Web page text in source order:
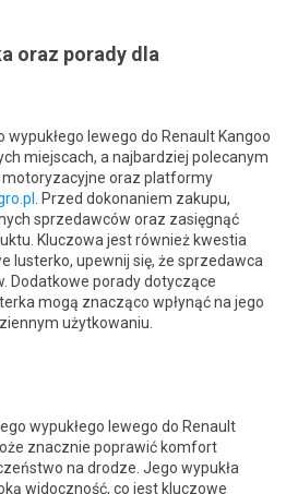
oraz porady dla
lewego do Renault Kangoo
miejscach, a najbardziej polecanym
motoryzacyjne oraz platformy
. Przed dokonaniem zakupu,
sprzedawców oraz zasięgnąć
Kluczowa jest również kwestia
lusterko, upewnij się, że sprzedawca
Dodatkowe porady dotyczące
mogą znacząco wpłynąć na jego
użytkowaniu.
wypukłego lewego do Renault
znacznie poprawić komfort
na drodze. Jego wypukła
widoczność, co jest kluczowe